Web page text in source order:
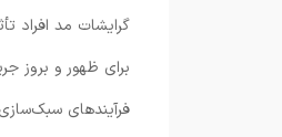
گرایشات مد افراد
برای ظهور و بروز
فرآیندهای